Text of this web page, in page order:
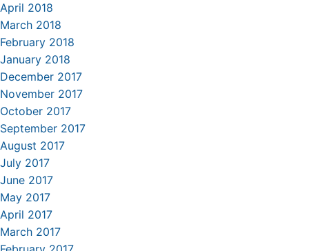
April 2018
March 2018
February 2018
January 2018
December 2017
November 2017
October 2017
September 2017
August 2017
July 2017
June 2017
May 2017
April 2017
March 2017